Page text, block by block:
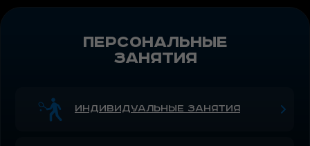
персональные
занятия
индивидуальные занятия